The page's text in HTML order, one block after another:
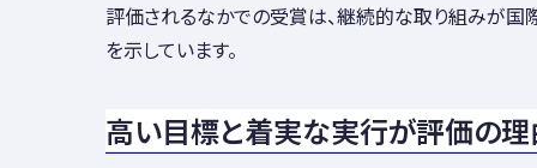
評価されるなかでの受賞は、継続的な取り組みが国
を示しています。
高い目標と着実な実行が評価の